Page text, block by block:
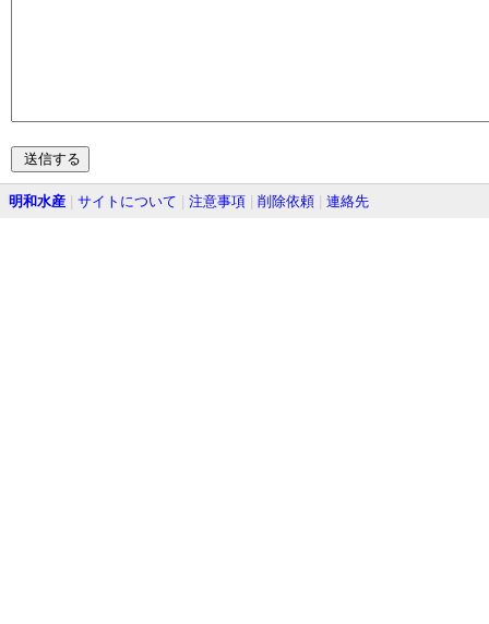
明和水産 サイトについて 注意事項 削除依頼 連絡先